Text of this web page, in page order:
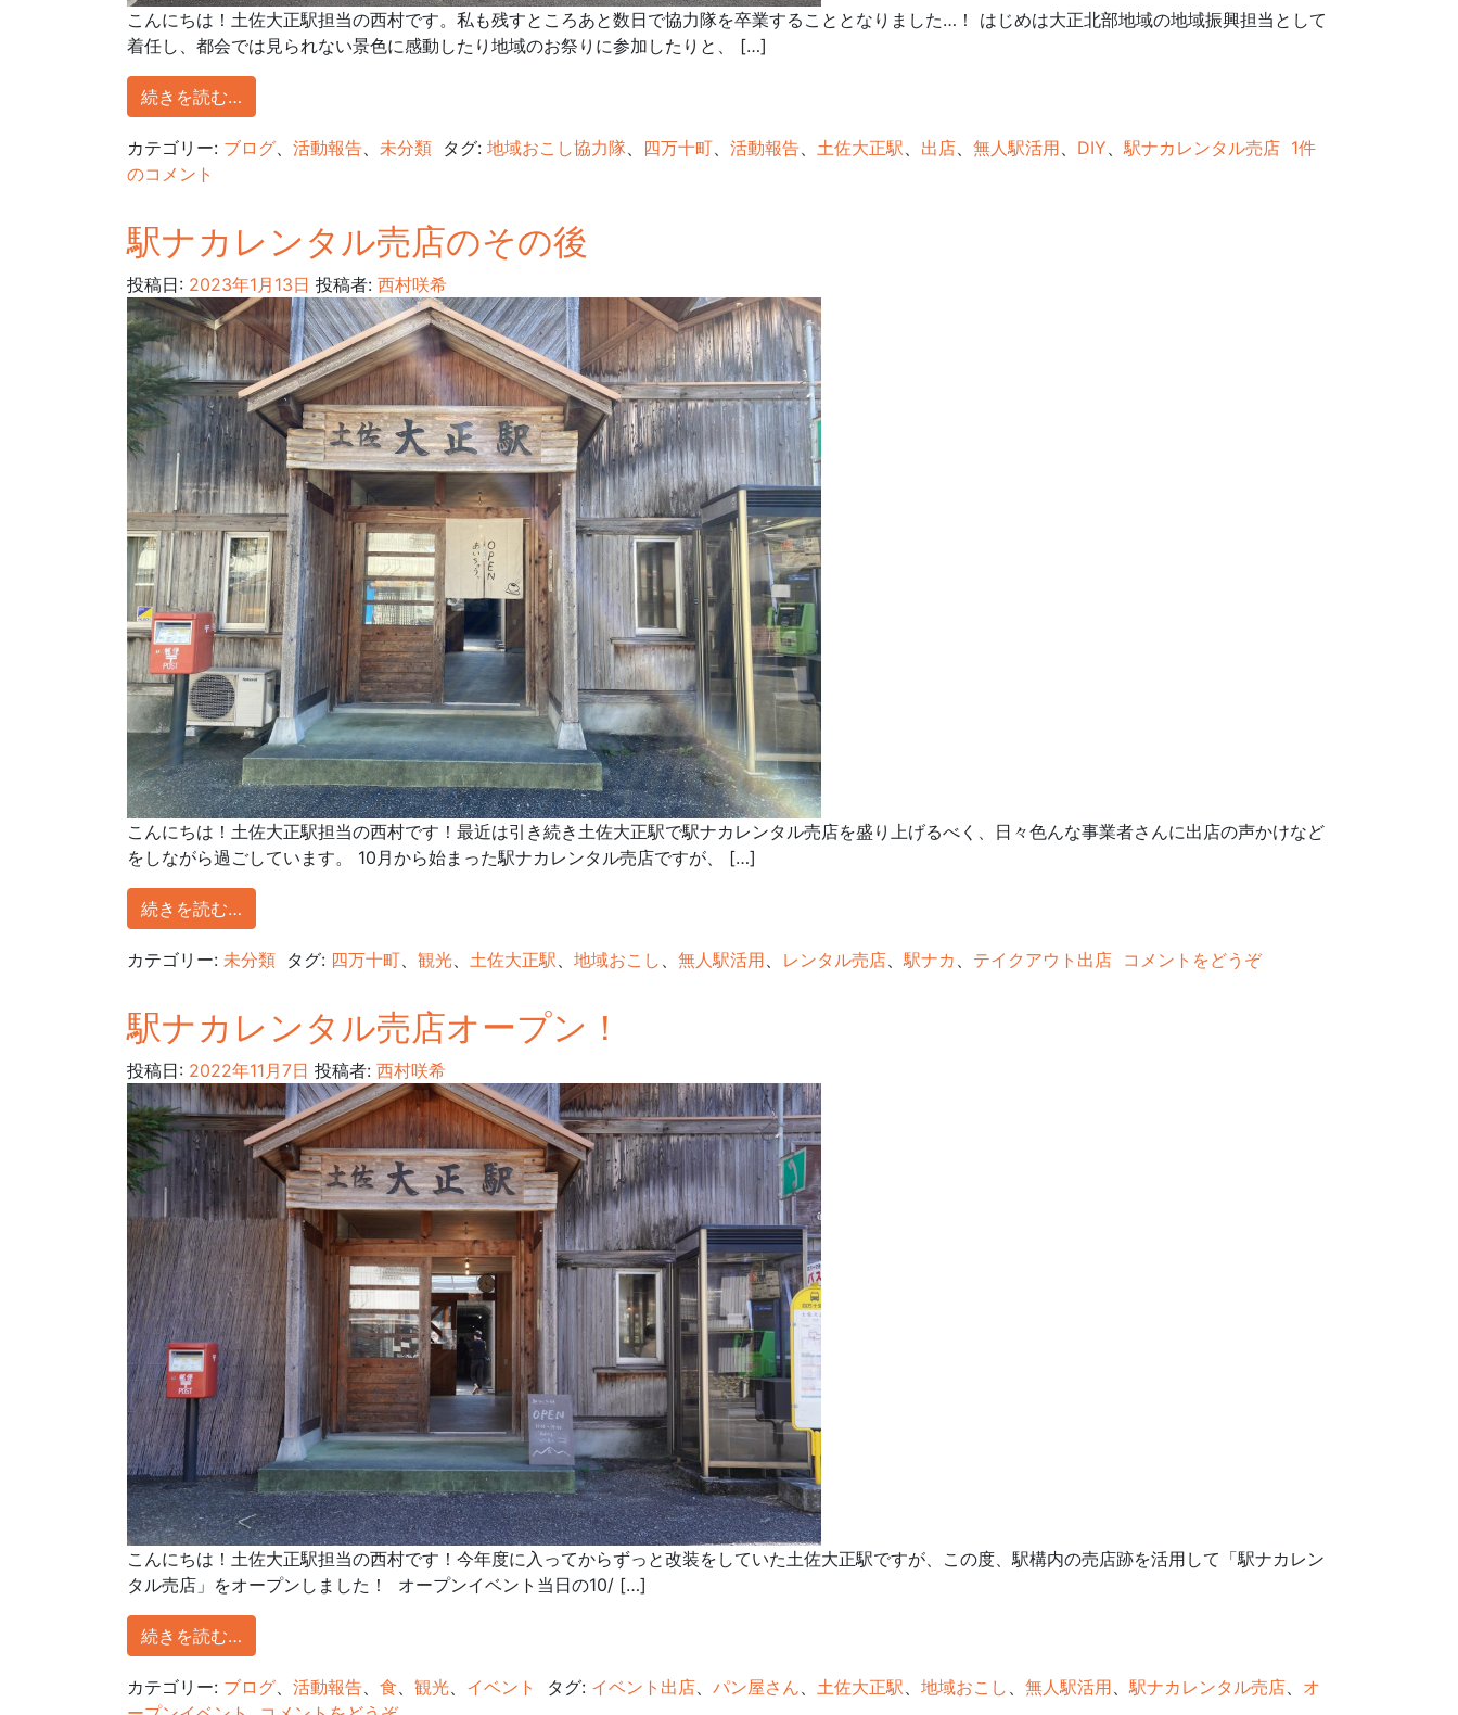
こんにちは！土佐大正駅担当の西村です。私も残すところあと数日で協力隊を卒業することとなりました…！ はじめは大正北部地域の地域振興担当として
着任し、都会では見られない景色に感動したり地域のお祭りに参加したりと、 […]
続きを読む…
カテゴリー: ブログ 活動報告 未分類 タグ: 地域おこし協力隊 四万十町 活動報告 土佐大正駅 出店 無人駅活用 DIY 駅ナカレンタル売店 1件
のコメント
駅ナカレンタル売店のその後
投稿日: 2023年1月13日 投稿者: 西村咲希
こんにちは！土佐大正駅担当の西村です！最近は引き続き土佐大正駅で駅ナカレンタル売店を盛り上げるべく、日々色んな事業者さんに出店の声かけなど
をしながら過ごしています。 10月から始まった駅ナカレンタル売店ですが、 […]
続きを読む…
カテゴリー: 未分類 タグ: 四万十町 観光 土佐大正駅 地域おこし 無人駅活用 レンタル売店 駅ナカ テイクアウト出店 コメントをどうぞ
駅ナカレンタル売店オープン！
投稿日: 2022年11月7日 投稿者: 西村咲希
こんにちは！土佐大正駅担当の西村です！今年度に入ってからずっと改装をしていた土佐大正駅ですが、この度、駅構内の売店跡を活用して「駅ナカレン
タル売店」をオープンしました！ オープンイベント当日の10/ […]
続きを読む…
カテゴリー: ブログ、 活動報告、 食、 観光、 イベント タグ: イベント出店、 パン屋さん、 土佐大正駅、 地域おこし 、 無人駅活用、駅ナカレンタル売店、 オ